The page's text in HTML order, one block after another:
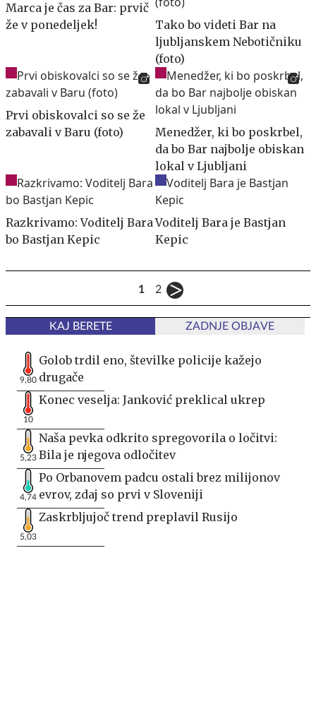
Marca je čas za Bar: prvič
že v ponedeljek!
Tako bo videti Bar na
ljubljanskem Nebotičniku
(foto)
Prvi obiskovalci so se že
zabavali v Baru (foto)
Menedžer, ki bo poskrbel,
da bo Bar najbolje obiskan
lokal v Ljubljani
Razkrivamo: Voditelj Bara
bo Bastjan Kepic
Voditelj Bara je Bastjan
Kepic
1 2
KAJ BERETE ZADNJE OBJAVE
9,80
Golob trdil eno, številke policije kažejo
drugače
10
Konec veselja: Janković preklical ukrep
5,23
Naša pevka odkrito spregovorila o ločitvi:
Bila je njegova odločitev
4,74
Po Orbanovem padcu ostali brez milijonov
evrov, zdaj so prvi v Sloveniji
5,03
Zaskrbljujoč trend preplavil Rusijo